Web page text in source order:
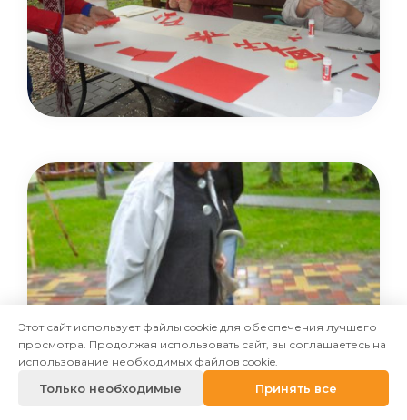
Этот сайт использует файлы cookie для обеспечения лучшего
просмотра. Продолжая использовать сайт, вы соглашаетесь на
использование необходимых файлов cookie.
Только необходимые Принять все